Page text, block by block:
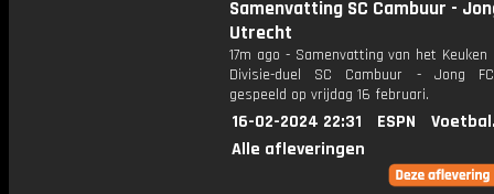
Samenvatting SC Cambuur -
Utrecht
17m ago - Samenvatting van het Keuken
Divisie-duel SC Cambuur - Jong
gespeeld op vrijdag 16 februari.
16-02-2024 22:31 ESPN
Alle afleveringen